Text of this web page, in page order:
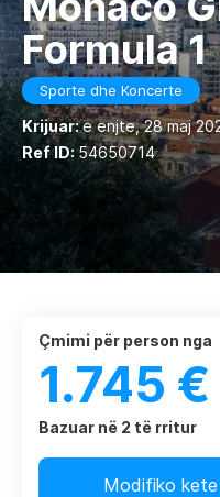
Formula 1
Sporte dhe Koncerte
Krijuar:e enjte, 28 maj
Ref ID:54650714
çmimi për person nga
1.745 €
Bazuar në 2 të rritur
Modifiko